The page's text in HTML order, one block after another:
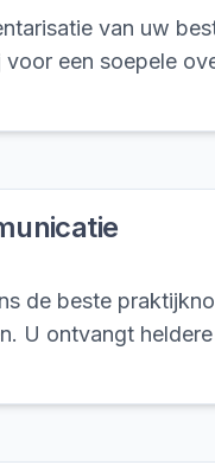
van uw
een soepele
de beste
U ontvangt